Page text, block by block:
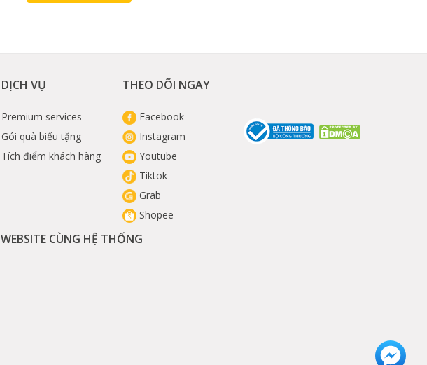
DỊCH VỤ
Premium services
Gói quà biếu tặng
Tích điểm khách hàng
THEO DÕI NGAY
Facebook
Instagram
Youtube
Tiktok
Grab
Shopee
WEBSITE CÙNG HỆ THỐNG